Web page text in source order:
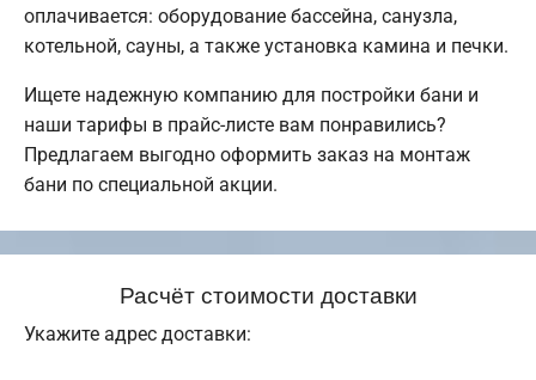
оплачивается: оборудование бассейна, санузла,
котельной, сауны, а также установка камина и печки.
Ищете надежную компанию для постройки бани и
наши тарифы в прайс-листе вам понравились?
Предлагаем выгодно оформить заказ на монтаж
бани по специальной акции.
Расчёт стоимости доставки
Укажите адрес доставки: